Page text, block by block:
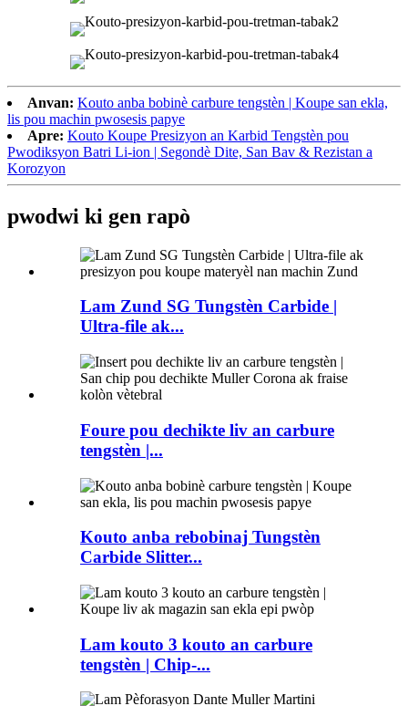
Anvan: Kouto anba bobinè carbure tengstèn | Koupe san ekla,
lis pou machin pwosesis papye
Apre: Kouto Koupe Presizyon an Karbid Tengstèn pou
Pwodiksyon Batri Li-ion | Segondè Dite, San Bav & Rezistan a
Korozyon
pwodwi ki gen rapò
Lam Zund SG Tungstèn Carbide |
Ultra-file ak...
Foure pou dechikte liv an carbure
tengstèn |...
Kouto anba rebobinaj Tungstèn
Carbide Slitter...
Lam kouto 3 kouto an carbure
tengstèn | Chip-...